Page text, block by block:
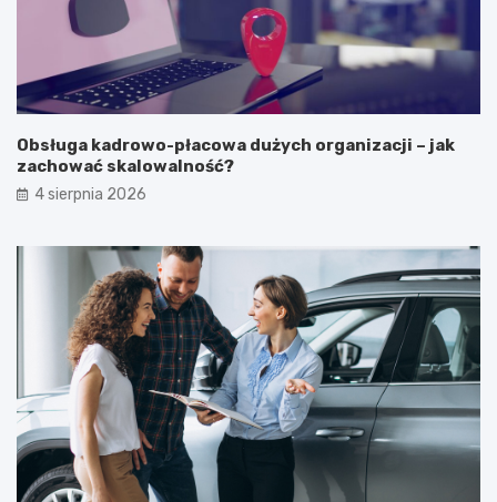
Obsługa kadrowo-płacowa dużych organizacji – jak
zachować skalowalność?
4 sierpnia 2026